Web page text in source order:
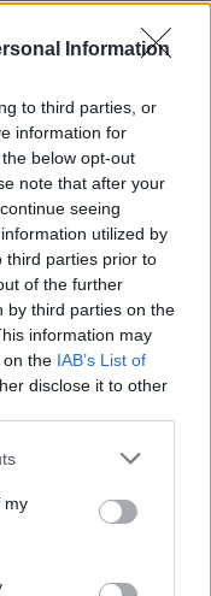
Information
to third parties, or
information for
below opt-out
note that after your
seeing
utilized by
third parties prior to
of the further
by third parties on the
information may
on the IAB’s List of
disclose it to other
or more Google
You may click to
third-party tags to
in below Google
my
ΚΏΣΤΑΣ ΜΠΑΤΖΏΝΗΣ